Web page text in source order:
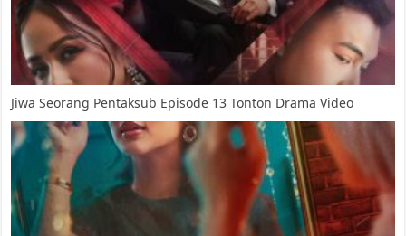
Jiwa Seorang Pentaksub Episode 13 Tonton Drama Video